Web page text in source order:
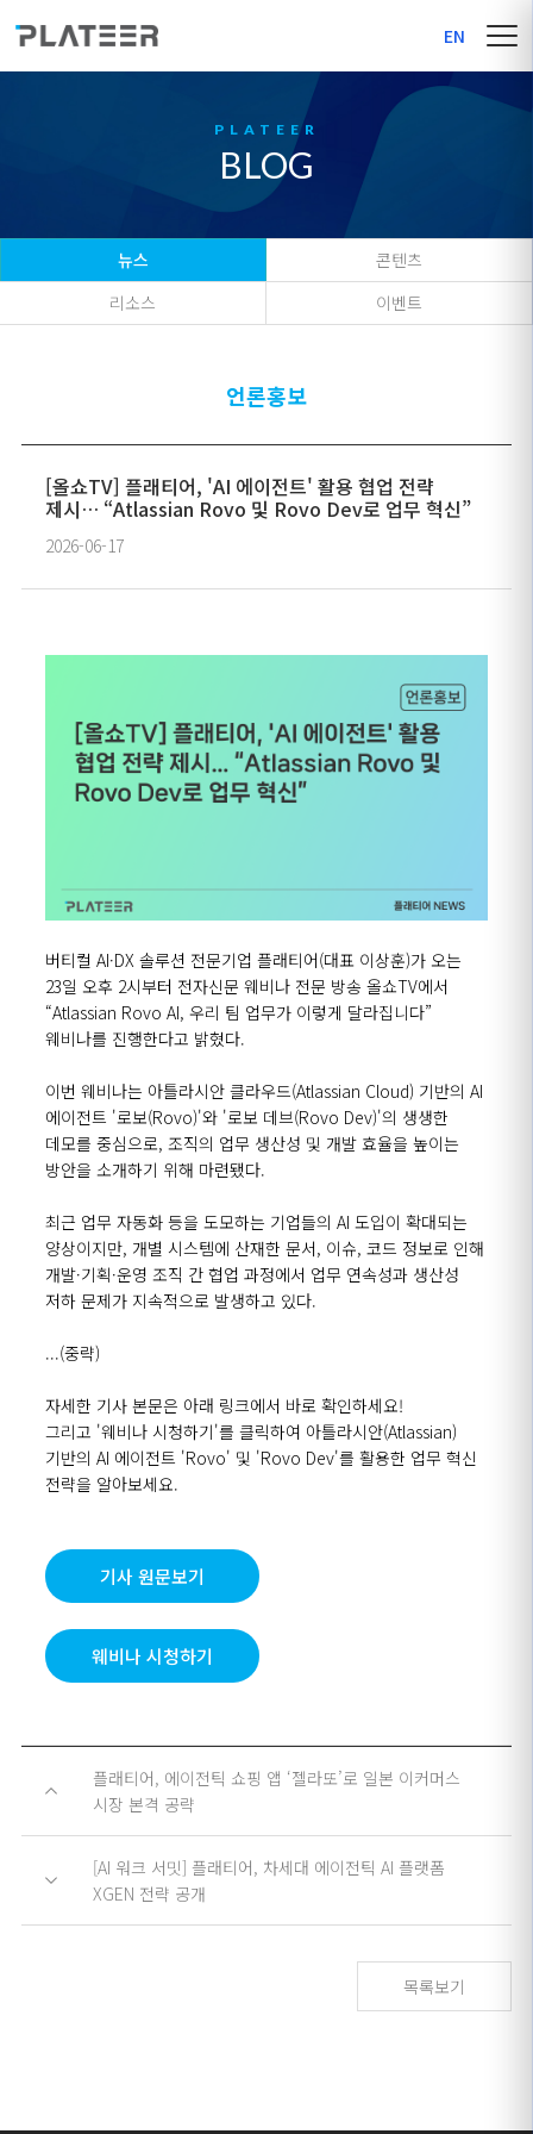
EN
BLOG
뉴스
콘텐츠
리소스
이벤트
언론홍보
[올쇼TV] 플래티어, 'AI 에이전트' 활용 협업 전략
제시… “Atlassian Rovo 및 Rovo Dev로 업무 혁신”
2026-06-17
버티컬 AI·DX 솔루션 전문기업 플래티어(대표 이상훈)가 오는
23일 오후 2시부터 전자신문 웨비나 전문 방송 올쇼TV에서
“Atlassian Rovo AI, 우리 팀 업무가 이렇게 달라집니다”
웨비나를 진행한다고 밝혔다.
이번 웨비나는 아틀라시안 클라우드(Atlassian Cloud) 기반의 AI
에이전트 '로보(Rovo)'와 '로보 데브(Rovo Dev)'의 생생한
데모를 중심으로, 조직의 업무 생산성 및 개발 효율을 높이는
방안을 소개하기 위해 마련됐다.
최근 업무 자동화 등을 도모하는 기업들의 AI 도입이 확대되는
양상이지만, 개별 시스템에 산재한 문서, 이슈, 코드 정보로 인해
개발·기획·운영 조직 간 협업 과정에서 업무 연속성과 생산성
저하 문제가 지속적으로 발생하고 있다.
...(중략)
자세한 기사 본문은 아래 링크에서 바로 확인하세요!
그리고 '웨비나 시청하기'를 클릭하여 아틀라시안(Atlassian)
기반의 AI 에이전트 'Rovo' 및 'Rovo Dev'를 활용한 업무 혁신
전략을 알아보세요.
기사 원문보기
웨비나 시청하기
플래티어, 에이전틱 쇼핑 앱 ‘젤라또’로 일본 이커머스
시장 본격 공략
[AI 워크 서밋] 플래티어, 차세대 에이전틱 AI 플랫폼
XGEN 전략 공개
목록보기